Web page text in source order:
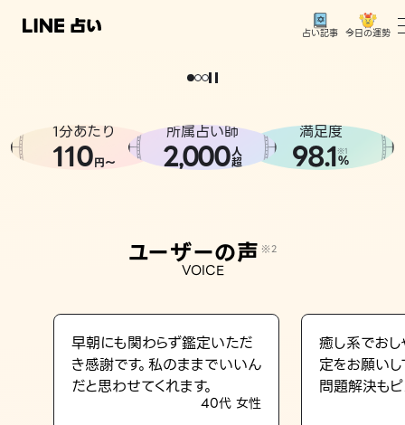
占い記事 今日の運勢
相談事例
どうせなら
。
1分あたり
110円〜
所属占い師
2,000人
超
満足度
98.1※1
%
ユーザーの声 ※2
VOICE
早朝にも関わらず鑑定いただ
き感謝です。私のままでいいん
だと思わせてくれます。
40代 女性
癒し系でおし
定をお願い
問題解決もピ